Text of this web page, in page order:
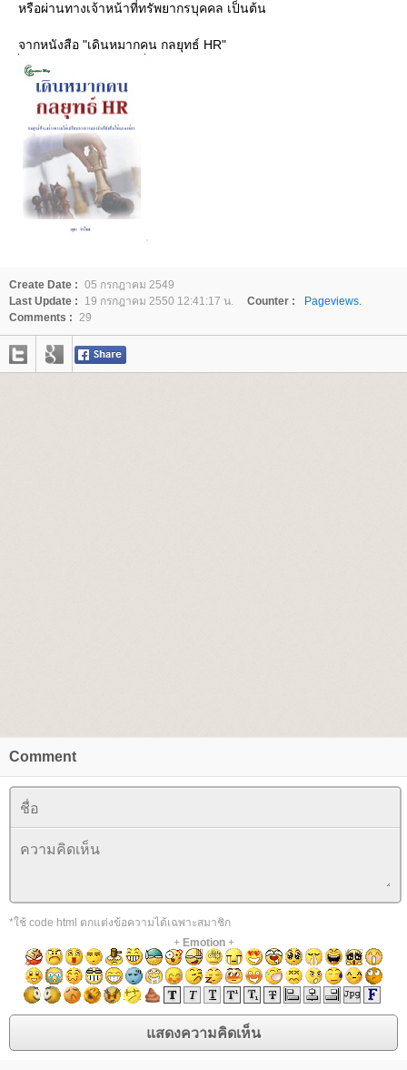
หรือผ่านทางเจ้าหน้าที่ทรัพยากรบุคคล เป็นต้น
จากหนังสือ "เดินหมากคน กลยุทธ์ HR"
Create Date : 05 กรกฎาคม 2549
Last Update :
19 กรกฎาคม 2550 12:41:17 น. Counter :
Pageviews.
Comments : 29
Comment
*ใช้ code html ตกแต่งข้อความได้เฉพาะสมาชิก
+ Emotion+